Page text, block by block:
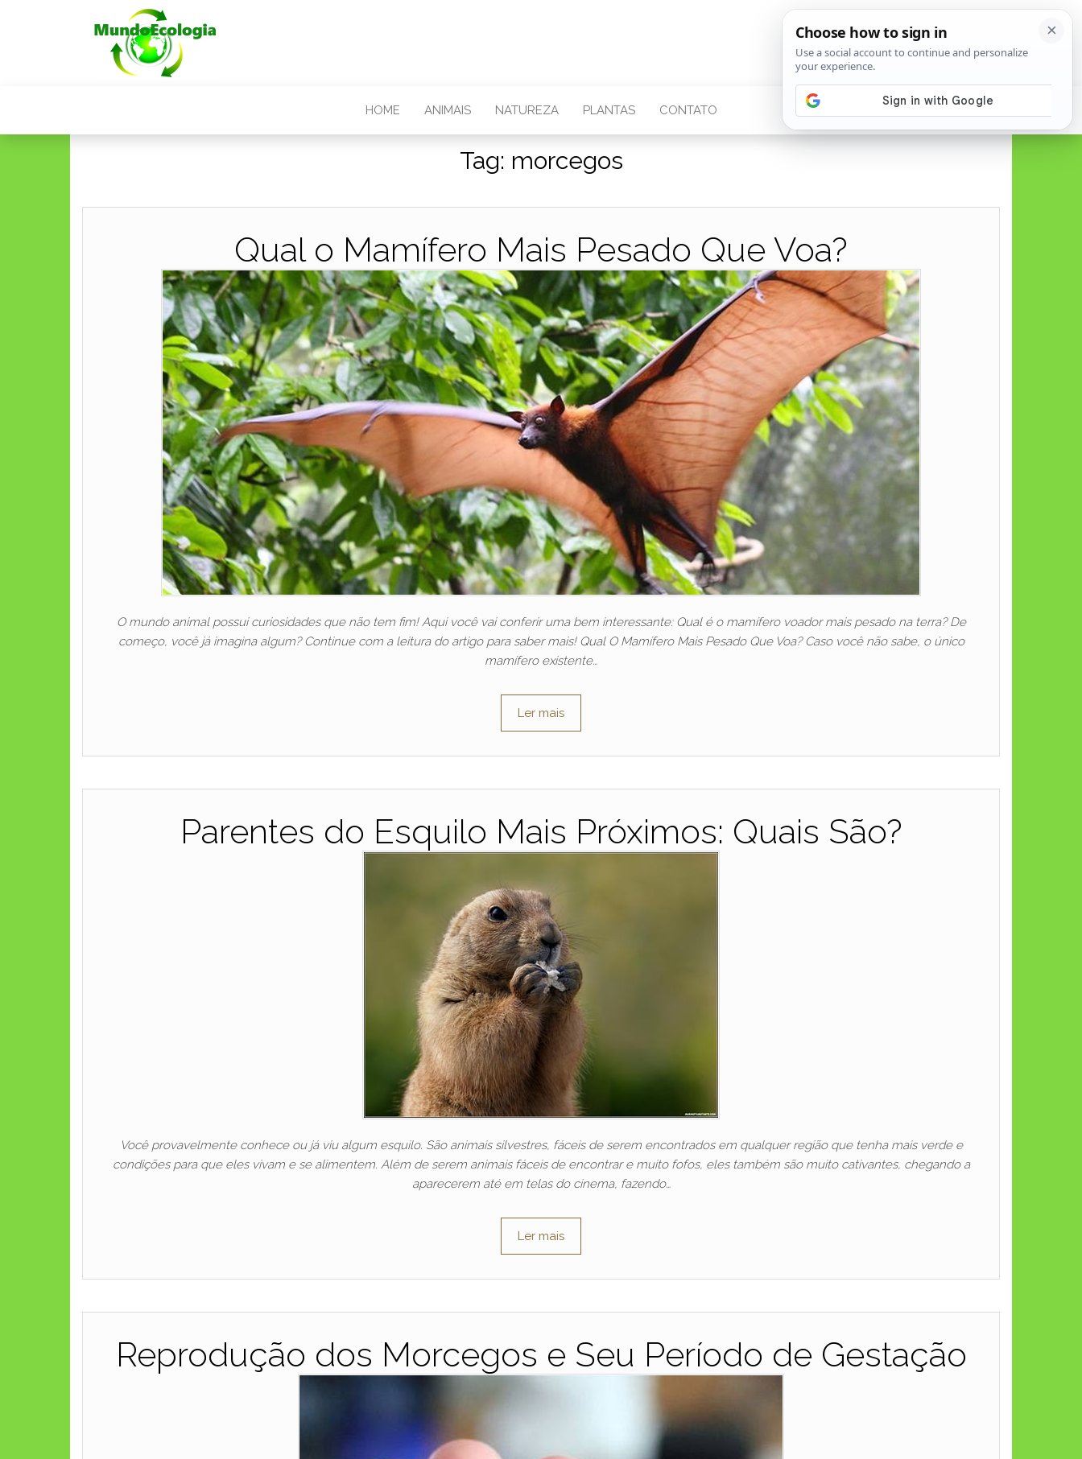
HOME ANIMAIS NATUREZA PLANTAS CONTATO
Tag: morcegos
Qual o Mamífero Mais Pesado Que Voa?
O mundo animal possui curiosidades que não tem fim! Aqui você vai conferir uma bem interessante: Qual é o mamífero voador mais pesado na terra? De
começo, você já imagina algum? Continue com a leitura do artigo para saber mais! Qual O Mamífero Mais Pesado Que Voa? Caso você não sabe, o único
mamífero existente…
Ler mais
Parentes do Esquilo Mais Próximos: Quais São?
Você provavelmente conhece ou já viu algum esquilo. São animais silvestres, fáceis de serem encontrados em qualquer região que tenha mais verde e
condições para que eles vivam e se alimentem. Além de serem animais fáceis de encontrar e muito fofos, eles também são muito cativantes, chegando a
aparecerem até em telas do cinema, fazendo…
Ler mais
Reprodução dos Morcegos e Seu Período de Gestação